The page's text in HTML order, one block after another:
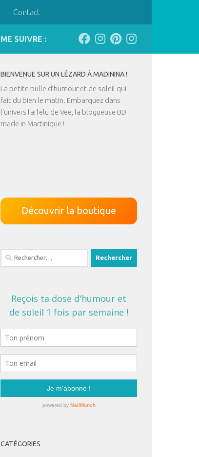
Contact
ME SUIVRE :
BIENVENUE SUR UN LÉZARD À MADININA !
La petite bulle d’humour et de soleil qui
fait du bien le matin. Embarquez dans
l'univers farfelu de Vee, la blogueuse BD
made in Martinique !
Découvrir la boutique
Rechercher :
CATÉGORIES